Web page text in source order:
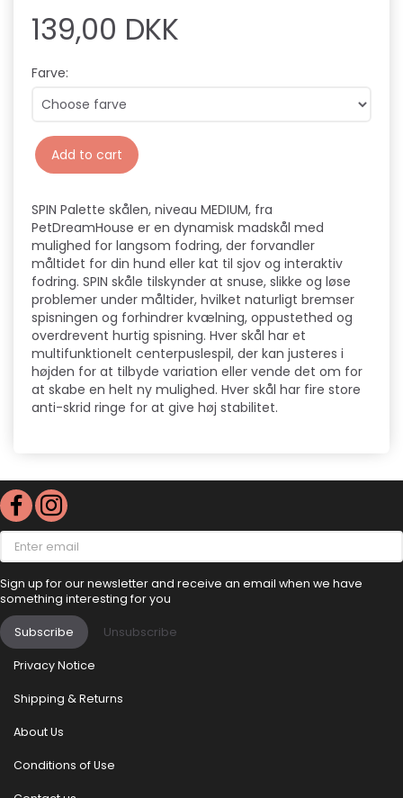
139,00 DKK
Farve:
Add to cart
SPIN Palette skålen, niveau MEDIUM, fra
PetDreamHouse er en dynamisk madskål med
mulighed for langsom fodring, der forvandler
måltidet for din hund eller kat til sjov og interaktiv
fodring. SPIN skåle tilskynder at snuse, slikke og løse
problemer under måltider, hvilket naturligt bremser
spisningen og forhindrer kvælning, oppustethed og
overdrevent hurtig spisning. Hver skål har et
multifunktionelt centerpuslespil, der kan justeres i
højden for at tilbyde variation eller vende det om for
at skabe en helt ny mulighed. Hver skål har fire store
anti-skrid ringe for at give høj stabilitet.
Enter
email
Sign up for our newsletter and receive an email when we have
something interesting for you
Subscribe Unsubscribe
Privacy Notice
Shipping & Returns
About Us
Conditions of Use